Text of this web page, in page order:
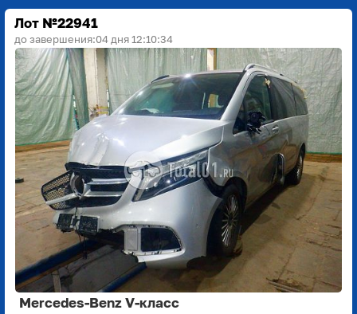
Лот №22941
до завершения:04 дня 12:10:33
Mercedes-Benz V-класс